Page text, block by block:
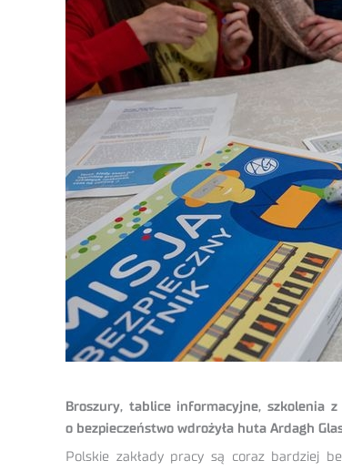
Broszury, tablice informacyjne, szkolenia
o bezpieczeństwo wdrożyła huta Ardagh
Polskie zakłady pracy są coraz bardziej